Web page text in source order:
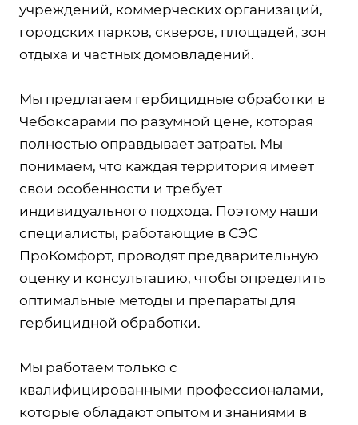
учреждений, коммерческих организаций,
городских парков, скверов, площадей, зон
отдыха и частных домовладений.
Мы предлагаем гербицидные обработки в
Чебоксарами по разумной цене, которая
полностью оправдывает затраты. Мы
понимаем, что каждая территория имеет
свои особенности и требует
индивидуального подхода. Поэтому наши
специалисты, работающие в СЭС
ПроКомфорт, проводят предварительную
оценку и консультацию, чтобы определить
оптимальные методы и препараты для
гербицидной обработки.
Мы работаем только с
квалифицированными профессионалами,
которые обладают опытом и знаниями в